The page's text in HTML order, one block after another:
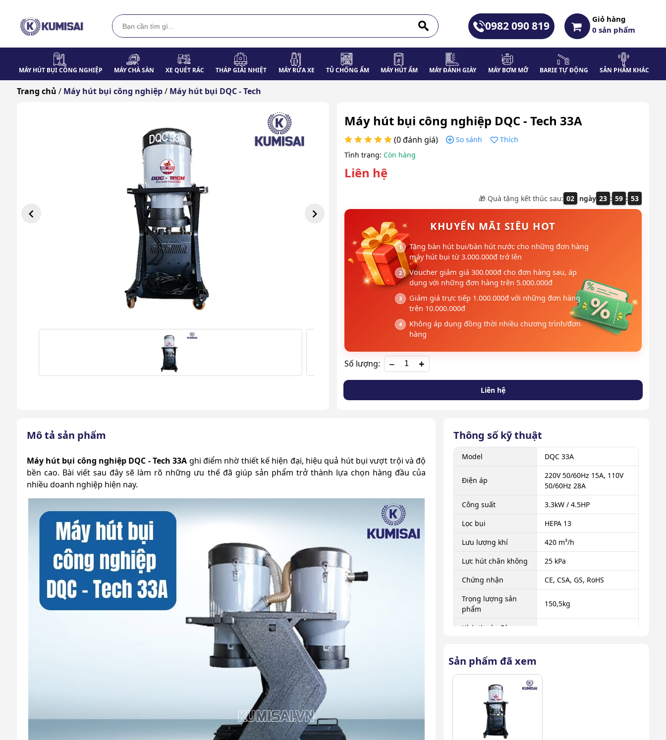
0982 090 819
Giỏ hàng
0sản phẩm
MÁY HÚT BỤI CÔNG NGHIỆP MÁY CHÀ SÀN XE QUÉT RÁC THÁP GIẢI NHIỆT MÁY RỬA XE TỦ CHỐNG ẨM MÁY HÚT ẨM MÁY ĐÁNH GIÀY MÁY BƠM MỠ BARIE TỰ ĐỘNG SẢN PHẨM KHÁC
Trang chủ / Máy hút bụi công nghiệp / Máy hút bụi DQC - Tech
Máy hút bụi công nghiệp DQC - Tech 33A
(0 đánh giá) So sánh
Thích
Tình trạng: Còn hàng
Liên hệ
🎁 Quà tặng kết thúc sau: 02 ngày 23 : 59 : 51
KHUYẾN MÃI SIÊU HOT
Tặng bàn hút bụi/bàn hút nước cho những đơn hàng
máy hút bụi từ 3.000.000đ trở lên
Voucher giảm giá 300.000đ cho đơn hàng sau, áp
dụng với những đơn hàng trên 5.000.000đ
Giảm giá trực tiếp 1.000.000đ với những đơn hàng
trên 10.000.000đ
Không áp dụng đồng thời nhiều chương trình/đơn
hàng
Số lượng: +
Liên hệ
Mô tả sản phẩm
Máy hút bụi công nghiệp DQC - Tech 33A ghi điểm nhờ thiết kế hiện đại, hiệu quả hút bụi vượt trội và độ
bền cao. Bài viết sau đây sẽ làm rõ những ưu thế đã giúp sản phẩm trở thành lựa chọn hàng đầu của
nhiều doanh nghiệp hiện nay.
Thông số kỹ thuật
Model DQC 33A
Điện áp
220V 50/60Hz 15A, 110V
50/60Hz 28A
Công suất
3.3kW / 4.5HP
Lọc bụi
HEPA 13
Lưu lượng khí
420 m³/h
Lực hút chân không
25 kPa
Chứng nhận
CE, CSA, GS, RoHS
Trọng lượng sản
phẩm
150,5kg
Kích thước đóng
Xuất xứ
Bảo hành
Sản phẩm đã xem